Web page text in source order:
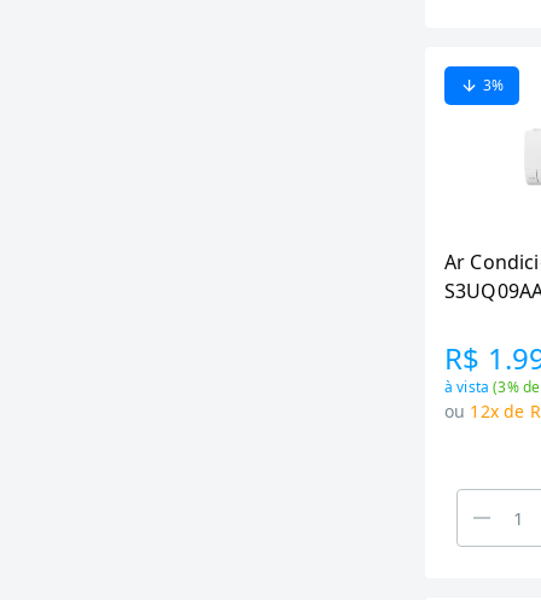
3%
Ar
Frio,
R$
à vista(3%
ou 12x de